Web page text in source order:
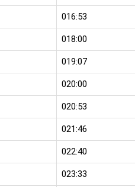
016:53
018:00
019:07
020:00
020:53
021:46
022:40
023:33